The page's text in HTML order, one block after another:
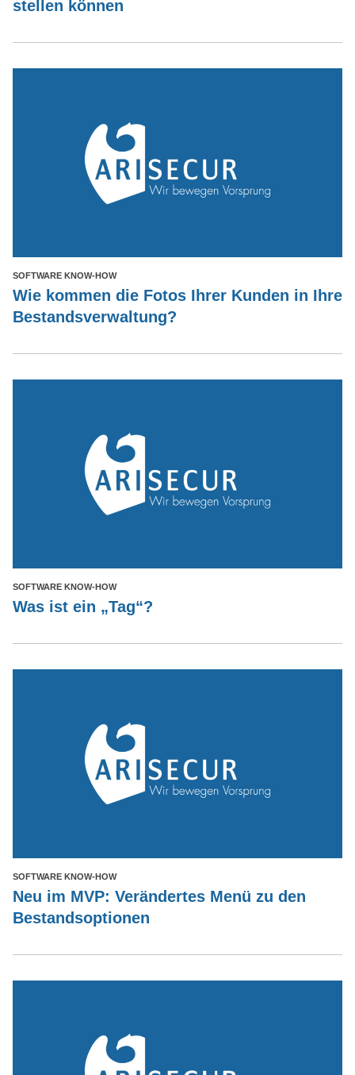
stellen können
SOFTWARE KNOW-HOW
Wie kommen die Fotos Ihrer Kunden in Ihre
Bestandsverwaltung?
SOFTWARE KNOW-HOW
Was ist ein „Tag“?
SOFTWARE KNOW-HOW
Neu im MVP: Verändertes Menü zu den
Bestandsoptionen